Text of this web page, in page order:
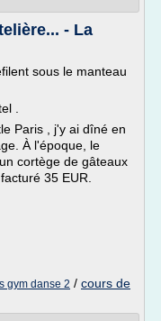
- La
sous le manteau
.
Paris , j'y ai dîné en
À l'époque, le
cortège de gâteaux
35 EUR.
gym danse 2 / cours de